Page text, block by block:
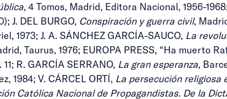
, 4 Tomos, Madrid, Editora Nacional, 1956-
J. DEL BURGO, Conspiración y guerra civil,
1973; J. A. SÁNCHEZ GARCÍA-SAUCO, La
Taurus, 1976; EUROPA PRESS, “Ha muerto
R. GARCÍA SERRANO, La gran esperanza,
1984; V. CÁRCEL ORTÍ, La persecución religiosa
Católica Nacional de Propagandistas. De la